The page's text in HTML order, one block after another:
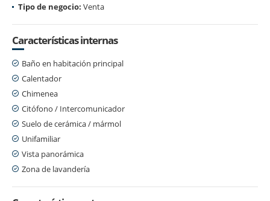
Tipo de negocio: Venta
Características internas
Baño en habitación principal
Calentador
Chimenea
Citófono / Intercomunicador
Suelo de cerámica / mármol
Unifamiliar
Vista panorámica
Zona de lavandería